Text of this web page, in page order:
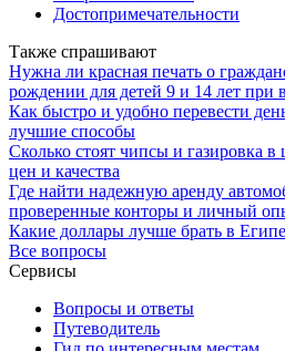
Достопримечательности
Также спрашивают
Нужна ли красная печать о
рождении для детей 9 и 14 лет при
Как быстро и удобно перевести
лучшие способы
Сколько стоят чипсы и газировка
цен и качества
Где найти надежную аренду
проверенные конторы и личный
Какие доллары лучше брать в
Все вопросы
Сервисы
Вопросы и ответы
Путеводитель